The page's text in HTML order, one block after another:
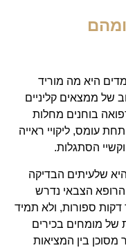
היא מה מוריד
של ממצאים קליניים
בוחנים מחלות
עומס, ליקויי ראייה
הסתגלות.
שלעיתים הבדיקה
הצבאי נדרש
ספורות, ולא תמיד
של מומחים בכירים
בין המציאות